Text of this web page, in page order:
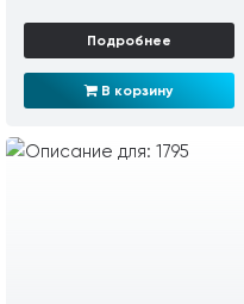
Подробнее
В корзину